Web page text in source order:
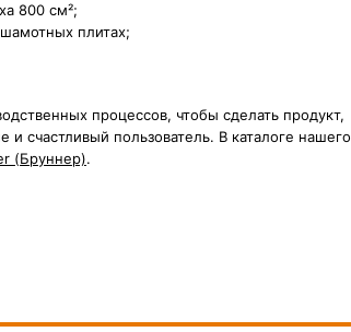
800 см²;
плитах;
процессов, чтобы сделать продукт,
счастливый пользователь. В каталоге нашего
(Бруннер).